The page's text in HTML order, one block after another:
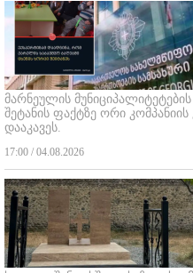
მარნეულის
შეტანის ფაქტზე ორი
დააკავეს.
17:00 / 04.08.2026